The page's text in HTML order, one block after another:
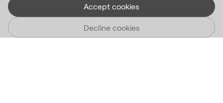
Accept cookies
Decline cookies